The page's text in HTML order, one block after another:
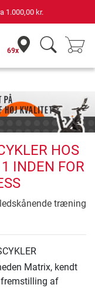
1.000,00 kr.
69x
HOS
INDEN FOR
træning
Matrix, kendt
af